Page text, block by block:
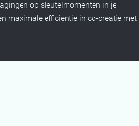
op sleutelmomenten in je
maximale efficiëntie in co-creatie met